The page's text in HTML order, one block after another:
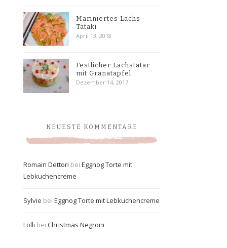
Mariniertes Lachs
Tataki
April 13, 2018
Festlicher Lachstatar
mit Granatapfel
Dezember 14, 2017
NEUESTE KOMMENTARE
Romain Dettori bei Eggnog Torte mit
Lebkuchencreme
Sylvie bei Eggnog Torte mit Lebkuchencreme
Lölli bei Christmas Negroni